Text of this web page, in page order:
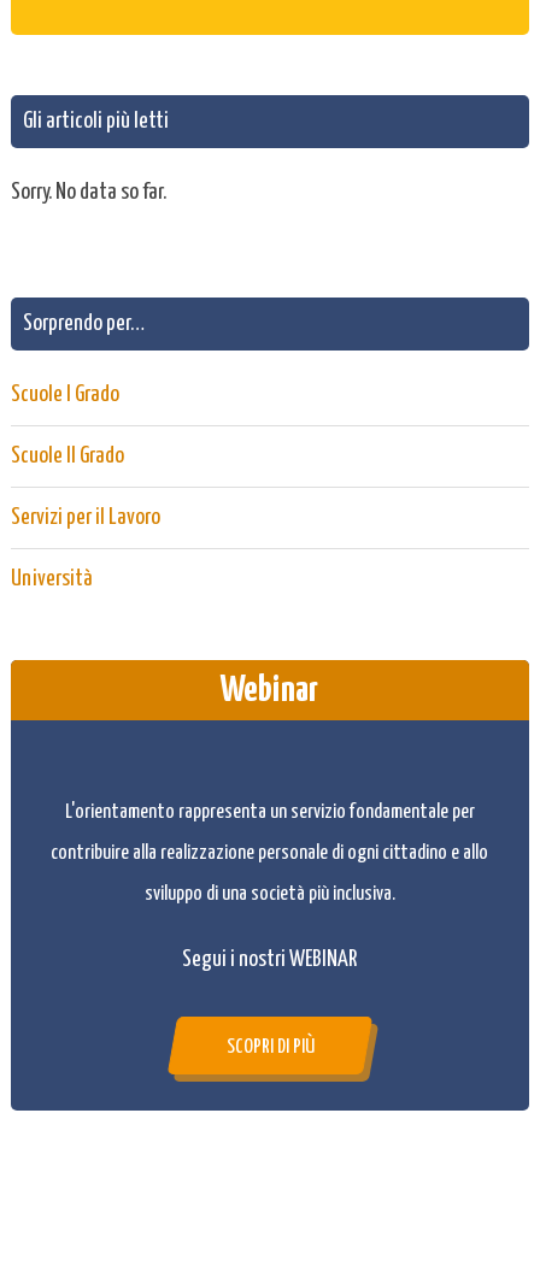
Gli articoli più letti
Sorry. No data so far.
Sorprendo per…
Scuole I Grado
Scuole II Grado
Servizi per il Lavoro
Università
Webinar
L'orientamento rappresenta un servizio fondamentale per
contribuire alla realizzazione personale di ogni cittadino e allo
sviluppo di una società più inclusiva.
Segui i nostri WEBINAR
SCOPRI DI PIÙ